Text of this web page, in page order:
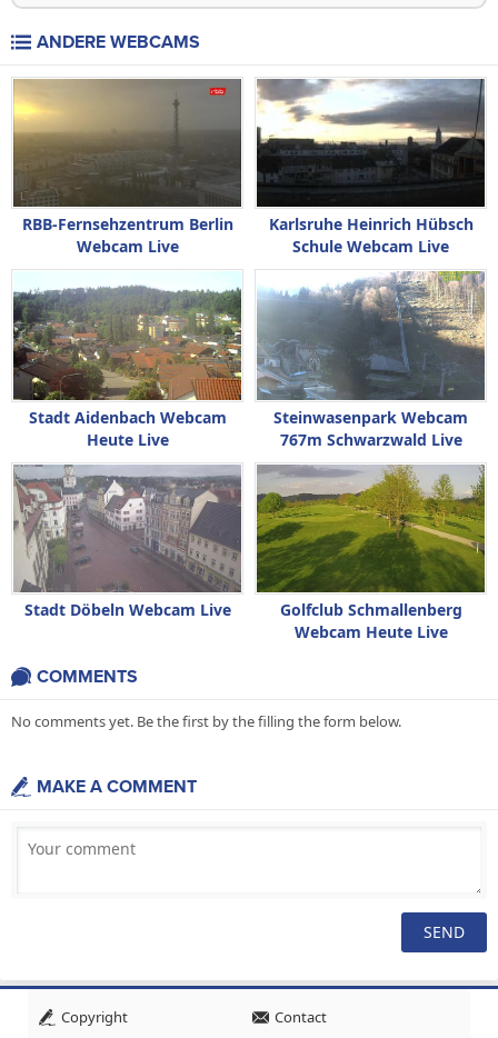
ANDERE WEBCAMS
RBB-Fernsehzentrum Berlin
Webcam Live
Karlsruhe Heinrich Hübsch
Schule Webcam Live
Stadt Aidenbach Webcam
Heute Live
Steinwasenpark Webcam
767m Schwarzwald Live
Stadt Döbeln Webcam Live
Golfclub Schmallenberg
Webcam Heute Live
COMMENTS
No comments yet. Be the first by the filling the form below.
MAKE A COMMENT
Copyright Contact